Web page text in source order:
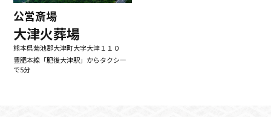
公営斎場
大津火葬場
熊本県菊池郡大津町大字大津１１０
豊肥本線「肥後大津駅」からタクシー
で5分